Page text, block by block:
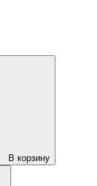
В корзину